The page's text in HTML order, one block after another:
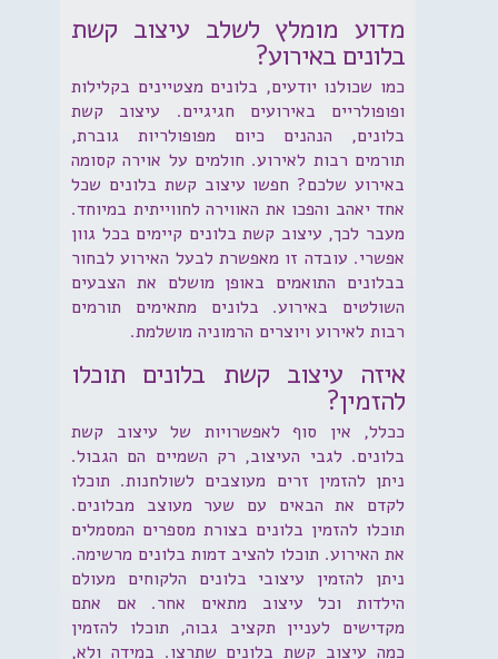
מדוע מומלץ לשלב עיצוב קשת
בלונים באירוע?
כמו שכולנו יודעים, בלונים מצטיינים בקלילות
ופופולריים באירועים חגיגיים. עיצוב קשת
בלונים, הנהנים כיום מפופולריות גוברת,
תורמים רבות לאירוע. חולמים על אוירה קסומה
באירוע שלכם? חפשו עיצוב קשת בלונים שכל
אחד יאהב והפכו את האווירה לחווייתית במיוחד.
מעבר לכך, עיצוב קשת בלונים קיימים בכל גוון
אפשרי. עובדה זו מאפשרת לבעל האירוע לבחור
בבלונים התואמים באופן מושלם את הצבעים
השולטים באירוע. בלונים מתאימים תורמים
רבות לאירוע ויוצרים הרמוניה מושלמת.
איזה עיצוב קשת בלונים תוכלו
להזמין?
ככלל, אין סוף לאפשרויות של עיצוב קשת
בלונים. לגבי העיצוב, רק השמיים הם הגבול.
ניתן להזמין זרים מעוצבים לשולחנות. תוכלו
לקדם את הבאים עם שער מעוצב מבלונים.
תוכלו להזמין בלונים בצורת מספרים המסמלים
את האירוע. תוכלו להציב דמות בלונים מרשימה.
ניתן להזמין עיצובי בלונים הלקוחים מעולם
הילדות וכל עיצוב מתאים אחר. אם אתם
מקדישים לעניין תקציב גבוה, תוכלו להזמין
כמה עיצוב קשת בלונים שתרצו. במידה ולא,